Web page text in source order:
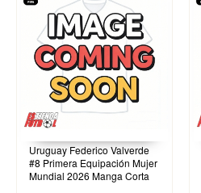
Uruguay Federico Valverde
#8 Primera Equipación Mujer
Mundial 2026 Manga Corta